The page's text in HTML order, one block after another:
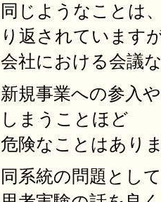
同じようなことは
り返されています
会社における会議
新規事業への参入
しまうことほど
危険なことはあり
同系統の問題とし